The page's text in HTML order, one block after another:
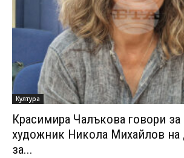
Култура
Красимира Чалъкова говори
художник Никола Михайлов на
за...